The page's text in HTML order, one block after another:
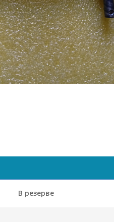
В резерве